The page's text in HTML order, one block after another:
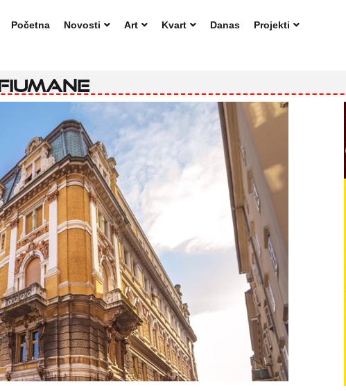
Početna
Novosti Art Kvart Danas Projekti